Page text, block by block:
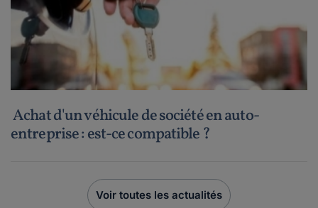
Achat d'un véhicule de société en auto-
entreprise : est-ce compatible ?
Voir toutes les actualités